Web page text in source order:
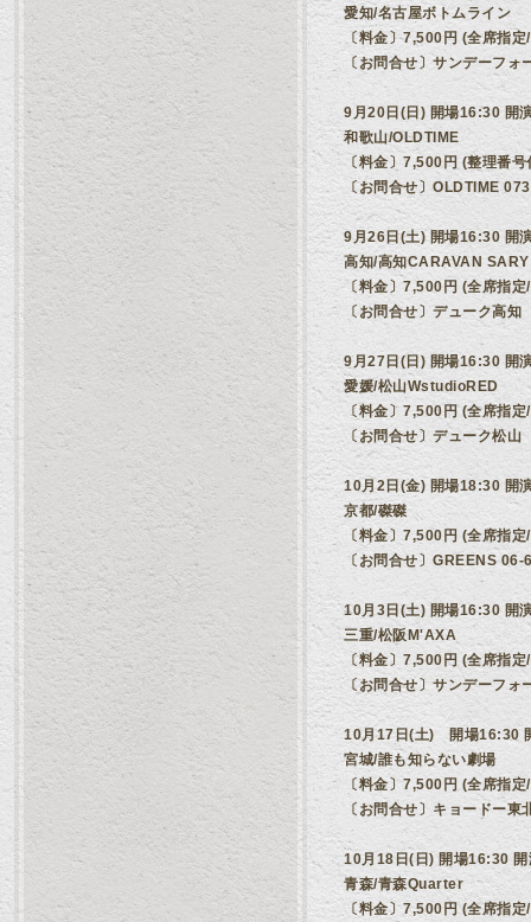
愛知/名古屋ボトムライン
〔料金〕7,500円 (全席指
〔お問合せ〕サンデーフ
9月20日(日) 開場16:30 開
和歌山/OLDTIME
〔料金〕7,500円 (整理番
〔お問合せ〕OLDTIME
9月26日(土) 開場16:30 開
高知/高知CARAVAN SARY
〔料金〕7,500円 (全席指
〔お問合せ〕デューク高
9月27日(日) 開場16:30 開
愛媛/松山WstudioRED
〔料金〕7,500円 (全席指
〔お問合せ〕デューク松
10月2日(金) 開場18:30 開
京都/磔磔
〔料金〕7,500円 (全席指
〔お問合せ〕GREENS
10月3日(土) 開場16:30 開
三重/松阪M'AXA
〔料金〕7,500円 (全席指
〔お問合せ〕サンデーフ
10月17日(土) 開場16:30
宮城/誰も知らない劇場
〔料金〕7,500円 (全席指
〔お問合せ〕キョードー
10月18日(日) 開場16:30
青森/青森Quarter
〔料金〕7,500円 (全席指